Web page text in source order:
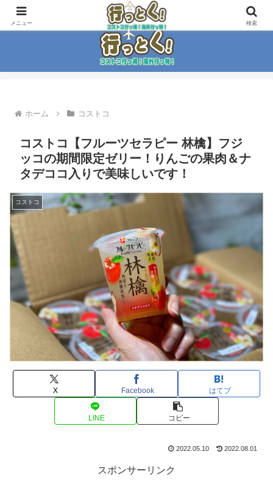
コストコ大好き家族がイチ押商品紹介！！
ホーム コストコ
コストコ【フルーツセラピー 林檎】フジ
ッコの期間限定ゼリー！りんごの果肉＆ナ
タデココ入りで美味しいです！
コストコ
X Facebook はてブ
LINE コピー
2022.05.10 2022.08.01
スポンサーリンク
メニュー 検索